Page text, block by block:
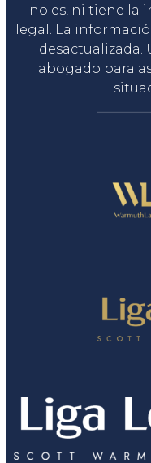
no es, ni tiene la
legal. La
desactualizada.
abogado para